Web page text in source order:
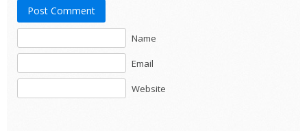
Post Comment
Name
Email
Website